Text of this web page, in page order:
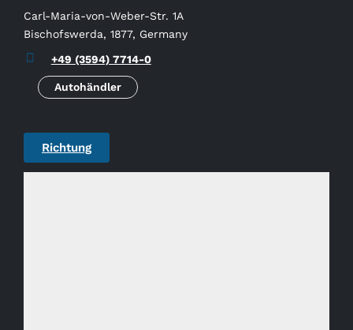
Carl-Maria-von-Weber-Str. 1A
Bischofswerda, 1877, Germany
+49 (3594) 7714-0
Autohändler
Richtung